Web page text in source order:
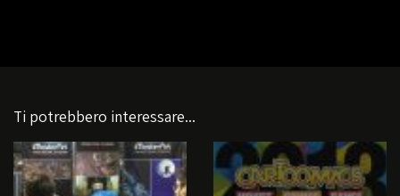
Ti potrebbero interessare...